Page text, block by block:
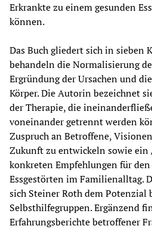
Erkrankte zu einem gesunden
können.
Das Buch gliedert sich in sieben
behandeln die Normalisierung
Ergründung der Ursachen und
Körper. Die Autorin bezeichnet
der Therapie, die
voneinander getrennt werden
Zuspruch an Betroffene,
Zukunft zu entwickeln sowie ein
konkreten Empfehlungen für
Essgestörten im Familienalltag.
sich Steiner Roth dem Potenzial
Selbsthilfegruppen. Ergänzend
Erfahrungsberichte betroffener